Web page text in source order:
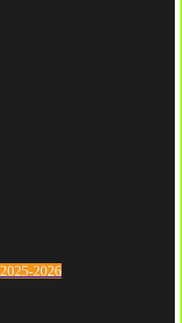
2025-2026